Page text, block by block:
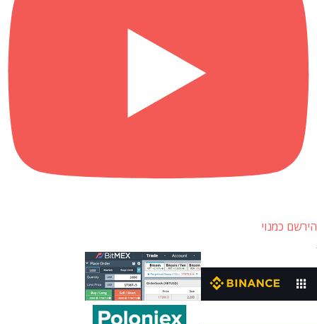
הירשם כמנוי